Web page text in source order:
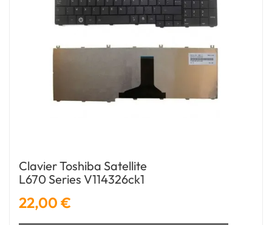
Clavier Toshiba Satellite
L670 Series V114326ck1
22,00 €